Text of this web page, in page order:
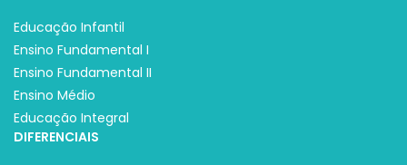
Educação Infantil
Ensino Fundamental I
Ensino Fundamental II
Ensino Médio
Educação Integral
DIFERENCIAIS